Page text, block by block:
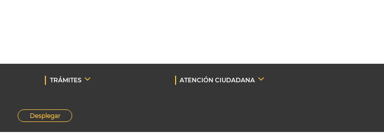
TRÁMITES
ATENCIÓN CIUDADANA
Desplegar